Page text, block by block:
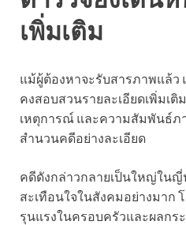
เพิ่มเติม
แม้ผู้ต้องหาจะรับสารภาพแล้ว
คงสอบสวนรายละเอียดเพิ่มเติ
เหตุการณ์ และความสัมพันธ์ภ
สำนวนคดีอย่างละเอียด
คดีดังกล่าวกลายเป็นใหญ่ในญี่
สะเทือนใจในสังคมอย่างมาก
รุนแรงในครอบครัวและผลกร